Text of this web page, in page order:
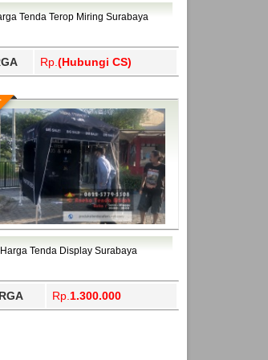
Yogyakarta.
Tenda Terop Miring Surabaya
Rp. (Hubungi CS)
Harga Tenda Display Surabaya
Rp. 1.300.000